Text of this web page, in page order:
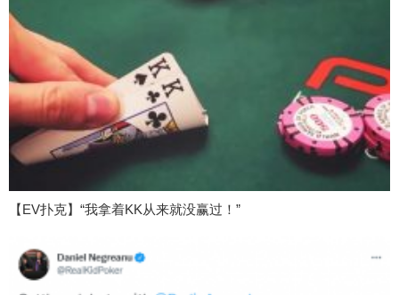
【EV扑克】“我拿着KK从来就没赢过！”